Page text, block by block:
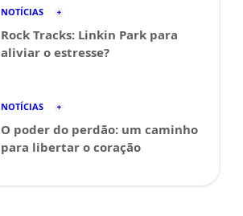
NOTÍCIAS
Rock Tracks: Linkin Park para
aliviar o estresse?
NOTÍCIAS
O poder do perdão: um caminho
para libertar o coração